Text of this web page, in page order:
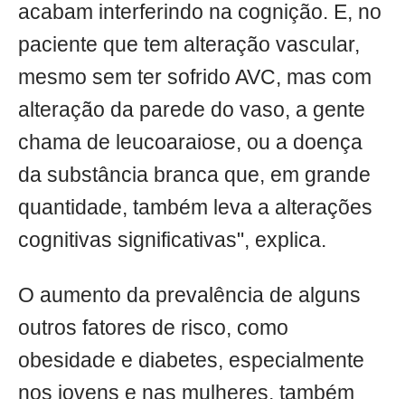
acabam interferindo na cognição. E, no
paciente que tem alteração vascular,
mesmo sem ter sofrido AVC, mas com
alteração da parede do vaso, a gente
chama de leucoaraiose, ou a doença
da substância branca que, em grande
quantidade, também leva a alterações
cognitivas significativas", explica.
O aumento da prevalência de alguns
outros fatores de risco, como
obesidade e diabetes, especialmente
nos jovens e nas mulheres, também